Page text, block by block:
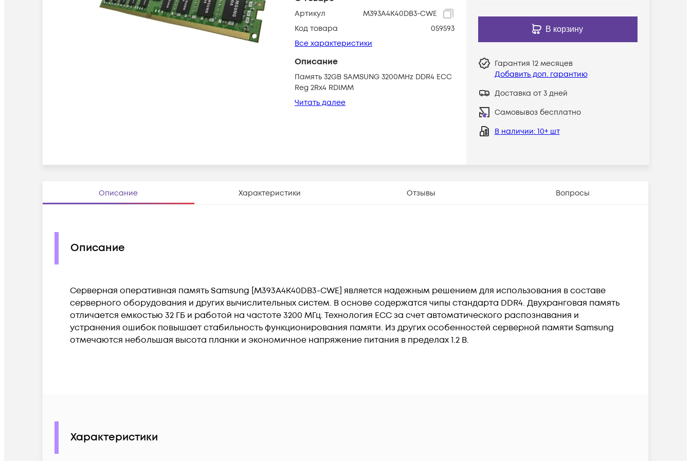
Артикул
M393A4K40DB3-CWE
Код товара
059593
Все характеристики
Описание
Память 32GB SAMSUNG 3200MHz DDR4 ECC
Reg 2Rx4 RDIMM
Читать далее
В корзину
Гарантия 12 месяцев
Добавить доп. гарантию
Доставка от 3 дней
Самовывоз бесплатно
В наличии: 10+ шт
Описание Характеристики Отзывы Вопросы
Описание
Серверная оперативная память Samsung [M393A4K40DB3-CWE] является надежным решением для использования в составе
серверного оборудования и других вычислительных систем. В основе содержатся чипы стандарта DDR4. Двухранговая память
отличается емкостью 32 ГБ и работой на частоте 3200 МГц. Технология ECC за счет автоматического распознавания и
устранения ошибок повышает стабильность функционирования памяти. Из других особенностей серверной памяти Samsung
отмечаются небольшая высота планки и экономичное напряжение питания в пределах 1.2 В.
Характеристики